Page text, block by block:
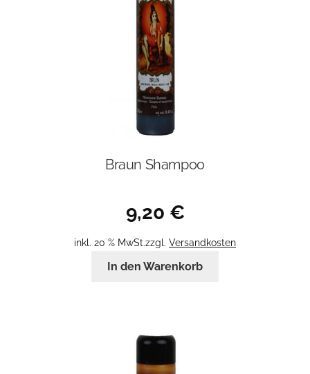
Braun Shampoo
9,20 €
inkl. 20 % MwSt.zzgl. Versandkosten
In den Warenkorb